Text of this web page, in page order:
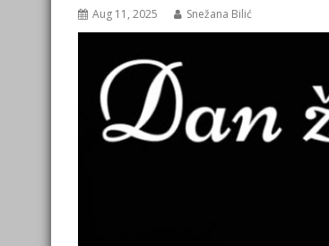
Aug 11, 2025 Snežana Bilić